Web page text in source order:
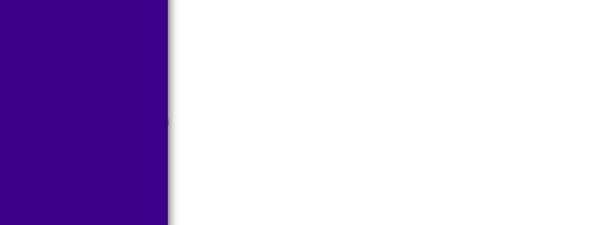
utilizar seu
segundo nosso